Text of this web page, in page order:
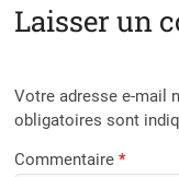
Laisser un
Votre adresse e-mail
obligatoires sont
Commentaire*